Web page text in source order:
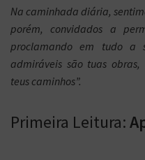
Na caminhada diária,
porém, convidados a
proclamando em tudo a
admiráveis são tuas obras,
teus caminhos”.
Primeira Leitura: